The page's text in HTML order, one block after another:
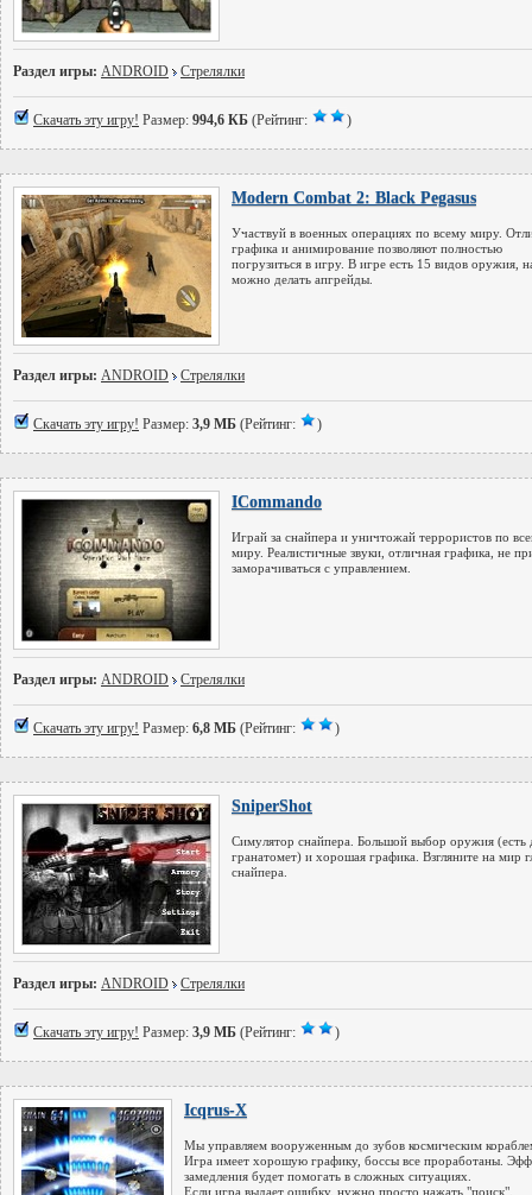
Раздел игры: ANDROID Стрелялки
Скачать эту игру! Размер: 994,6 КБ (Рейтинг: )
Modern Combat 2: Black Pegasus
Участвуй в военных операциях по всему миру.
графика и анимирование позволяют полностью
погрузиться в игру. В игре есть 15 видов оружия,
можно делать апгрейды.
Раздел игры: ANDROID Стрелялки
Скачать эту игру! Размер: 3,9 МБ (Рейтинг: )
ICommando
Играй за снайпера и уничтожай террористов по
миру. Реалистичные звуки, отличная графика, не
заморачиваться с управлением.
Раздел игры: ANDROID Стрелялки
Скачать эту игру! Размер: 6,8 МБ (Рейтинг: )
SniperShot
Симулятор снайпера. Большой выбор оружия (есть
гранатомет) и хорошая графика. Взгляните на мир
снайпера.
Раздел игры: ANDROID Стрелялки
Скачать эту игру! Размер: 3,9 МБ (Рейтинг: )
Icqrus-X
Мы управляем вооруженным до зубов космическим
Игра имеет хорошую графику, боссы все проработаны.
замедления будет помогать в сложных ситуациях.
Если игра выдает ошибку, нужно просто нажать "поиск".